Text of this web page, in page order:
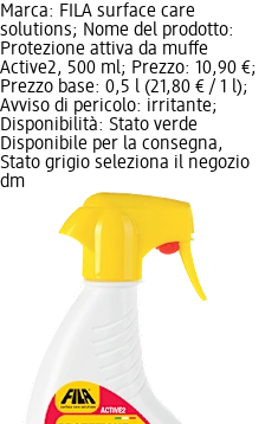
Marca: FILA surface care
solutions; Nome del prodotto:
Protezione attiva da muffe
Active2, 500 ml; Prezzo: 10,90 €;
Prezzo base: 0,5 l (21,80 € / 1 l);
Avviso di pericolo: irritante;
Disponibilità: Stato verde
Disponibile per la consegna,
Stato grigio seleziona il negozio
dm